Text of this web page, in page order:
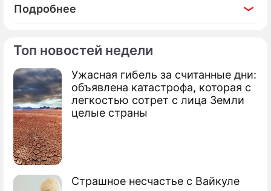
Топ новостей недели
Ужасная гибель за считанные дни:
объявлена катастрофа, которая с
легкостью сотрет с лица Земли
целые страны
Страшное несчастье с Вайкуле
Подробнее
По теме
Хилари Суонк вырезали опухоль
У Эвана Макгрегора обнаружили рак
кожи
Врачи спасают жизнь Элизабет Тейлор